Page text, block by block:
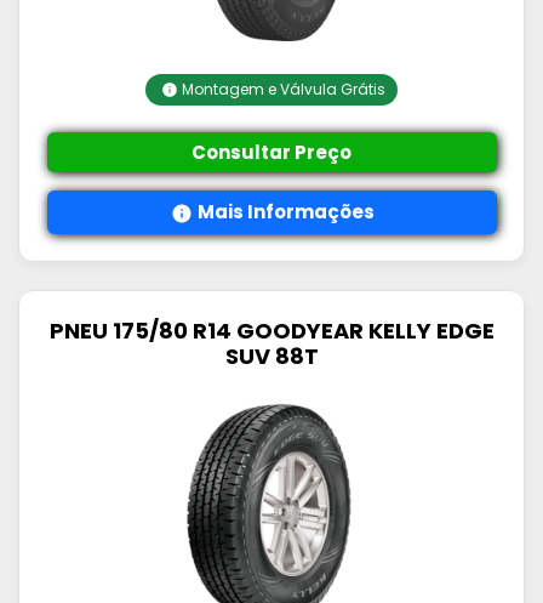
Montagem e Válvula Grátis
Consultar Preço
Mais Informações
PNEU 175/80 R14 GOODYEAR KELLY EDGE
SUV 88T